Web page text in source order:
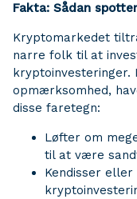
Fakta: Sådan
Kryptomarkedet
narre folk til at
opmærksomhed,
disse faretegn:
Løfter om
til at være
Kendisser